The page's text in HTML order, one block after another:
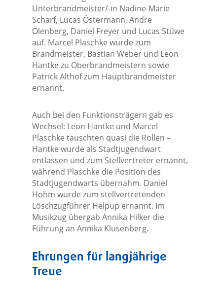
Unterbrandmeister/-in Nadine-Marie
Scharf, Lucas Östermann, Andre
Olenberg, Daniel Freyer und Lucas Stüwe
auf. Marcel Plaschke wurde zum
Brandmeister, Bastian Weber und Leon
Hantke zu Oberbrandmeistern sowie
Patrick Althof zum Hauptbrandmeister
ernannt.
Auch bei den Funktionsträgern gab es
Wechsel: Leon Hantke und Marcel
Plaschke tauschten quasi die Rollen –
Hantke wurde als Stadtjugendwart
entlassen und zum Stellvertreter ernannt,
während Plaschke die Position des
Stadtjugendwarts übernahm. Daniel
Hohm wurde zum stellvertretenden
Löschzugführer Helpup ernannt. Im
Musikzug übergab Annika Hilker die
Führung an Annika Klusenberg.
Ehrungen für langjährige
Treue